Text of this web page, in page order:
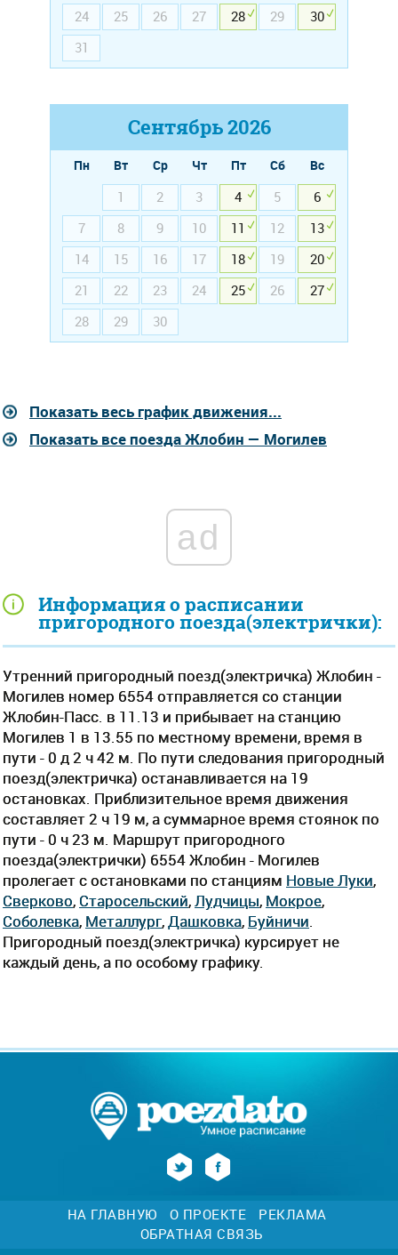
Информация о расписании
пригородного поезда(электрички):
Утренний пригородный поезд(электричка) Жлобин -
Могилев номер 6554 отправляется со станции
Жлобин-Пасс. в 11.13 и прибывает на станцию
Могилев 1 в 13.55 по местному времени, время в
пути - 0 д 2 ч 42 м. По пути следования пригородный
поезд(электричка) останавливается на 19
остановках. Приблизительное время движения
составляет 2 ч 19 м, а суммарное время стоянок по
пути - 0 ч 23 м. Маршрут пригородного
поезда(электрички) 6554 Жлобин - Могилев
пролегает c остановками по станциям Новые Луки,
Сверково, Старосельский, Лудчицы, Мокрое,
Соболевка, Металлург, Дашковка, Буйничи
Пригородный поезд(электричка) курсирует не
каждый день, а по особому графику.
24
25 26 27 28 29
30
31
Сентябрь2026
Пн Вт Ср Чт Пт Сб
Вс
1
2 3 4 5
6
7
8 9 10 11 12
13
14
15 16 17 18 19
20
21
22 23 24 25 26
27
28
29 30
Показать весь график движения...
Показать все поезда Жлобин — Могилев
ad
НА ГЛАВНУЮ О ПРОЕКТЕ
РЕКЛАМА
ОБРАТНАЯ СВЯЗЬ